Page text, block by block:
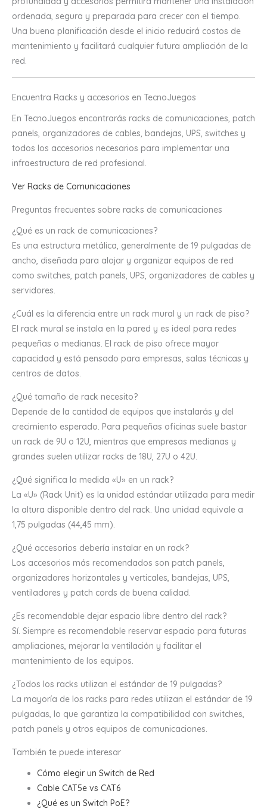
ordenada, segura y preparada para crecer con el tiempo.
Una buena planificación desde el inicio reducirá costos de
mantenimiento y facilitará cualquier futura ampliación de la
red.
Encuentra Racks y accesorios en TecnoJuegos
En TecnoJuegos encontrarás racks de comunicaciones, patch
panels, organizadores de cables, bandejas, UPS, switches y
todos los accesorios necesarios para implementar una
infraestructura de red profesional.
Ver Racks de Comunicaciones
Preguntas frecuentes sobre racks de comunicaciones
¿Qué es un rack de comunicaciones?
Es una estructura metálica, generalmente de 19 pulgadas de
ancho, diseñada para alojar y organizar equipos de red
como switches, patch panels, UPS, organizadores de cables y
servidores.
¿Cuál es la diferencia entre un rack mural y un rack de piso?
El rack mural se instala en la pared y es ideal para redes
pequeñas o medianas. El rack de piso ofrece mayor
capacidad y está pensado para empresas, salas técnicas y
centros de datos.
¿Qué tamaño de rack necesito?
Depende de la cantidad de equipos que instalarás y del
crecimiento esperado. Para pequeñas oficinas suele bastar
un rack de 9U o 12U, mientras que empresas medianas y
grandes suelen utilizar racks de 18U, 27U o 42U.
¿Qué significa la medida «U» en un rack?
La «U» (Rack Unit) es la unidad estándar utilizada para medir
la altura disponible dentro del rack. Una unidad equivale a
1,75 pulgadas (44,45 mm).
¿Qué accesorios debería instalar en un rack?
Los accesorios más recomendados son patch panels,
organizadores horizontales y verticales, bandejas, UPS,
ventiladores y patch cords de buena calidad.
¿Es recomendable dejar espacio libre dentro del rack?
Sí. Siempre es recomendable reservar espacio para futuras
ampliaciones, mejorar la ventilación y facilitar el
mantenimiento de los equipos.
¿Todos los racks utilizan el estándar de 19 pulgadas?
La mayoría de los racks para redes utilizan el estándar de 19
pulgadas, lo que garantiza la compatibilidad con switches,
patch panels y otros equipos de comunicaciones.
También te puede interesar
Cómo elegir un Switch de Red
Cable CAT5e vs CAT6
¿Qué es un Switch PoE?